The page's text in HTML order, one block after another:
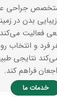
جراحی
بدن در
فعالیت
فرد و انتخاب
نتایجی
فراهم کند.
خدمات ما